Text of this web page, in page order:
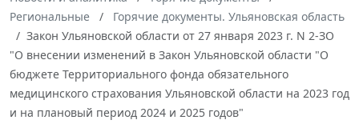
Региональные
Горячие документы. Ульяновская область
Закон Ульяновской области от 27 января 2023 г. N 2-ЗО
"О внесении изменений в Закон Ульяновской области "О
бюджете Территориального фонда обязательного
медицинского страхования Ульяновской области на 2023 год
и на плановый период 2024 и 2025 годов"